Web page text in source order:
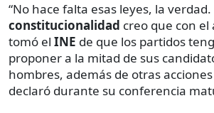
“No hace falta esas leyes, la
constitucionalidad creo que con
tomó el INE de que los partidos
proponer a la mitad de sus
hombres, además de otras
declaró durante su conferencia